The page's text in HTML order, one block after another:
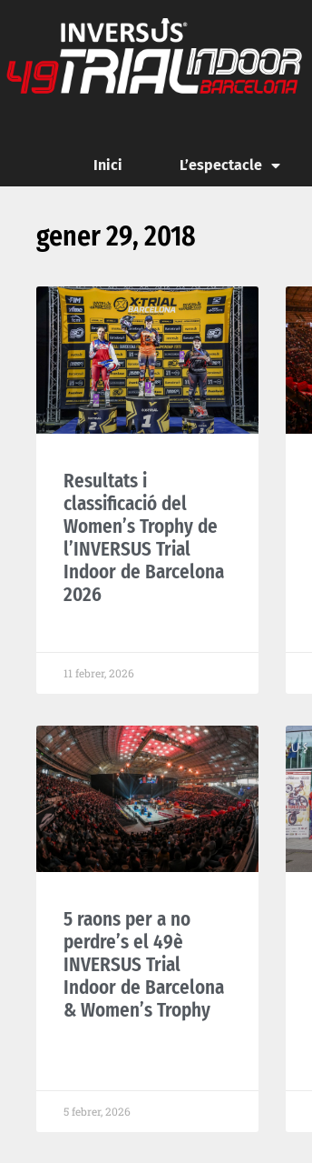
Inici L’espectacle
gener 29, 2018
Resultats i
classificació del
Women’s Trophy de
l’INVERSUS Trial
Indoor de Barcelona
2026
11 febrer, 2026
5 raons per a no
perdre’s el 49è
INVERSUS Trial
Indoor de Barcelona
& Women’s Trophy
5 febrer, 2026